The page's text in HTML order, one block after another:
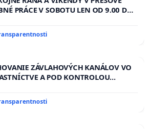
PRÁCE V SOBOTU LEN OD 9.00 DO
PRACOVNÝ TÝŽDEŇ CIEĽ 8.00 – 18.00
KONTROLA STAVBY C-AREA NA
ZÁVLAHOVÝCH KANÁLOV VO
A POD KONTROLOU
& žiadosť na riešenie
závlahových a odvodňovacích